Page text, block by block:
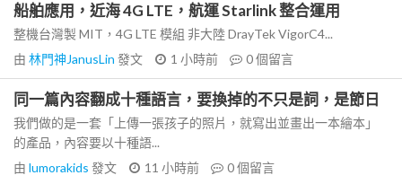
船舶應用，近海 4G LTE，航運 Starlink 整合運用
整機台灣製 MIT，4G LTE 模組 非大陸 DrayTek VigorC4...
由 林門神JanusLin 發文 1 小時前 0個留言
同一篇內容翻成十種語言，要換掉的不只是詞，是節日
我們做的是一套「上傳一張孩子的照片，就寫出並畫出一本繪本」
的產品，內容要以十種語...
由 lumorakids 發文 11 小時前 0個留言